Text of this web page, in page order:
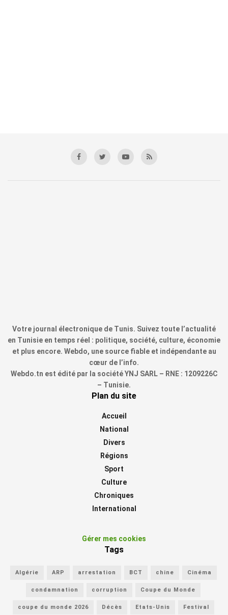
Votre journal électronique de Tunis. Suivez toute l’actualité
en Tunisie en temps réel : politique, société, culture, économie
et plus encore. Webdo, une source fiable et indépendante au
cœur de l’info.
Webdo.tn est édité par la société YNJ SARL – RNE : 1209226C
– Tunisie.
Plan du site
Accueil
National
Divers
Régions
Sport
Culture
Chroniques
International
Gérer mes cookies
Tags
Algérie ARP arrestation BCT chine Cinéma
condamnation corruption Coupe du Monde
coupe du monde 2026 Décès Etats-Unis Festival